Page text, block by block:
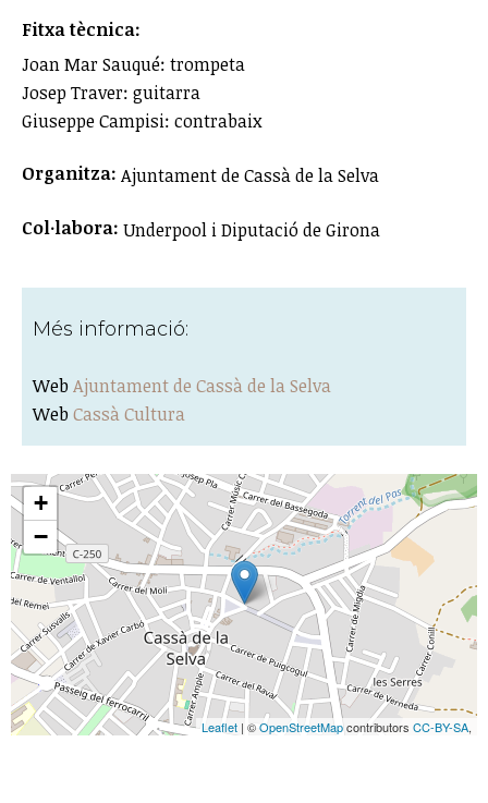
Fitxa tècnica:
Joan Mar Sauqué: trompeta
Josep Traver: guitarra
Giuseppe Campisi: contrabaix
Organitza: Ajuntament de Cassà de la Selva
Col·labora: Underpool i Diputació de Girona
Més informació:
Web Ajuntament de Cassà de la Selva
Web Cassà Cultura
+
−
Leaflet | ©OpenStreetMapcontributors CC-BY-SA,